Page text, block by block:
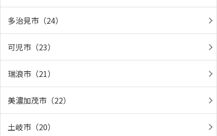
多治見市（24）
可児市（23）
瑞浪市（21）
美濃加茂市（22）
土岐市（20）